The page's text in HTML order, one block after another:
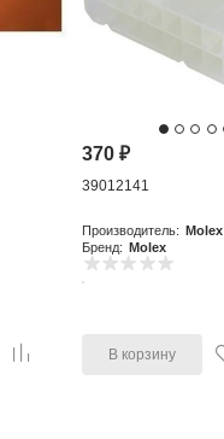
370₽
39012141
Производитель: Molex
Бренд: Molex
В корзину